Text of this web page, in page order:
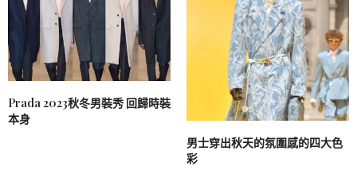
Prada 2023秋冬男裝秀 回歸時裝
本身
男士穿出秋天的氛圍感的四大色
彩